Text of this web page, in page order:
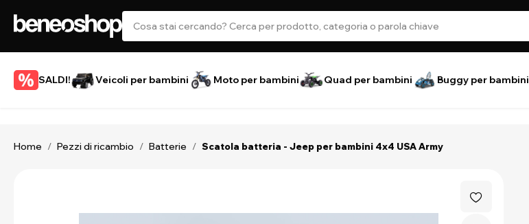
SALDI! Veicoli per bambini Moto per bambini Quad per bambini Buggy per bambini
Home / Pezzi di ricambio / Batterie / Scatola batteria - Jeep per bambini 4x4 USA Army